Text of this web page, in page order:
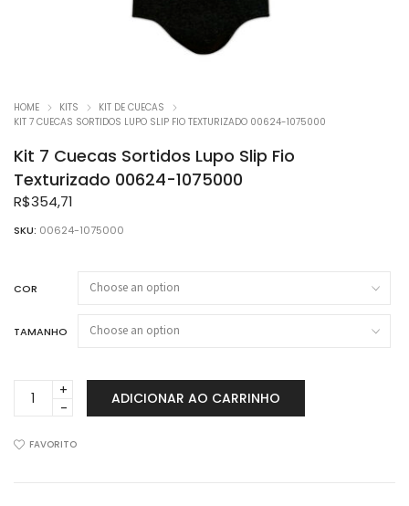
HOME KITS
KIT DE CUECAS
KIT 7 CUECAS SORTIDOS LUPO SLIP FIO TEXTURIZADO 00624-1075000
Kit 7 Cuecas Sortidos Lupo Slip Fio
Texturizado 00624-1075000
R$354,71
SKU: 00624-1075000
COR
TAMANHO
Sortidos
ADICIONAR AO CARRINHO
FAVORITO